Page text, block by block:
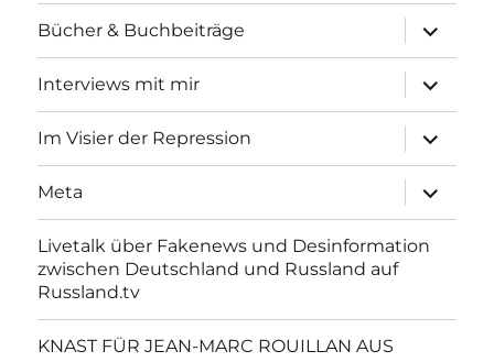
Bücher & Buchbeiträge
anzeigen
Interviews mit mir
anzeigen
Im Visier der Repression
anzeigen
Meta
anzeigen
Livetalk über Fakenews und Desinformation
zwischen Deutschland und Russland auf
Russland.tv
KNAST FÜR JEAN-MARC ROUILLAN AUS